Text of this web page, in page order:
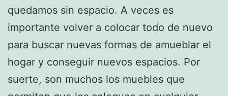
quedamos sin espacio. A veces es
importante volver a colocar todo de nuevo
para buscar nuevas formas de amueblar el
hogar y conseguir nuevos espacios. Por
suerte, son muchos los muebles que